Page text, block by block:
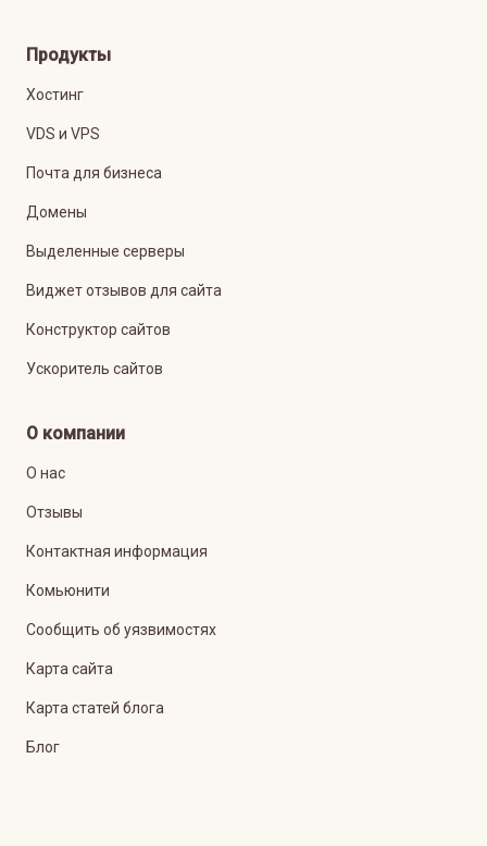
Продукты
Хостинг
VDS и VPS
Почта для бизнеса
Домены
Выделенные серверы
Виджет отзывов для сайта
Конструктор сайтов
Ускоритель сайтов
О компании
О нас
Отзывы
Контактная информация
Комьюнити
Сообщить об уязвимостях
Карта сайта
Карта статей блога
Блог